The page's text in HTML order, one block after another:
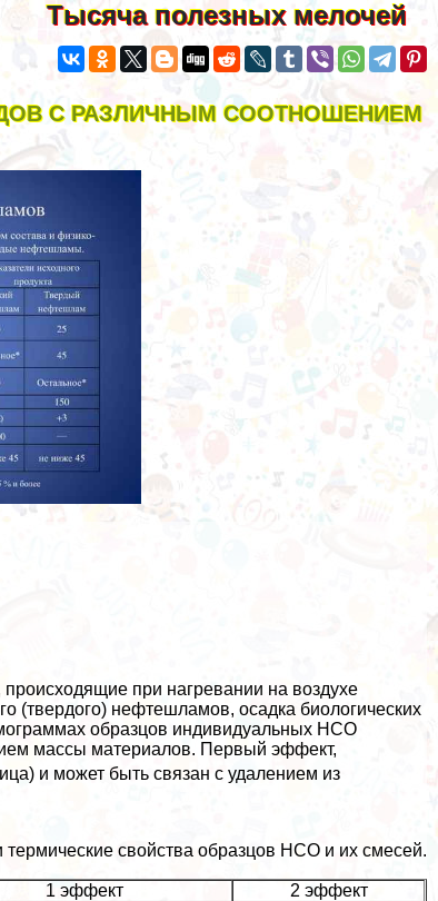
Тысяча полезных мелочей
С РАЗЛИЧНЫМ СООТНОШЕНИЕМ
при нагревании на воздухе
(твердого) нефтешламов, осадка биологических
образцов индивидуальных НСО
массы материалов. Первый эффект,
и может быть связан с удалением из
термические свойства образцов НСО и их смесей.
1 эффект 2 эффект